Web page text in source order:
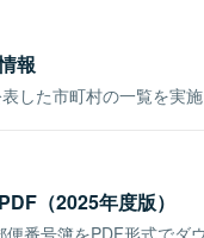
報
した市町村の一覧を実
（2025年度版）